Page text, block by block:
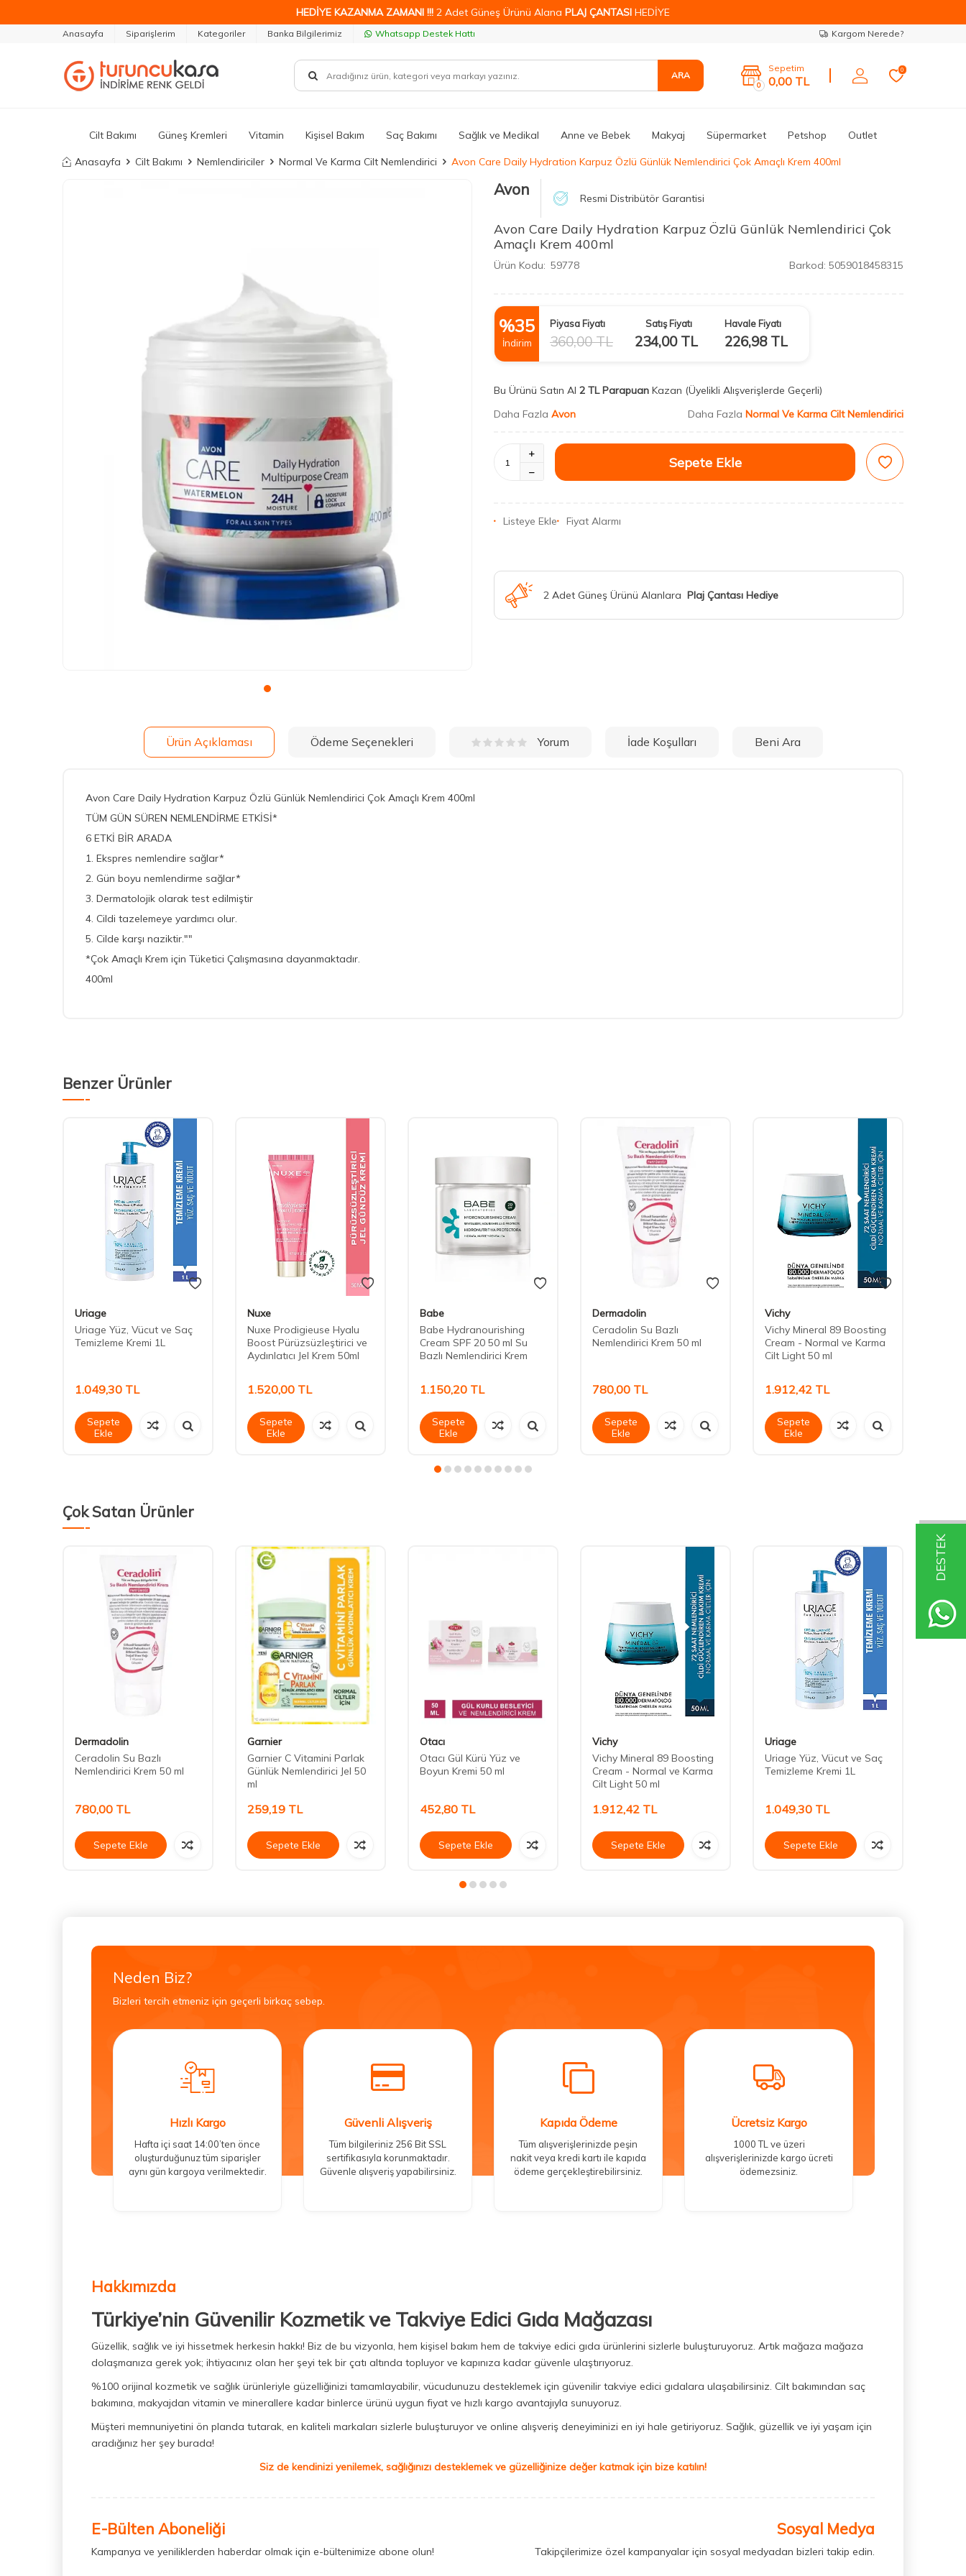
DESTEK
HEDİYE KAZANMA ZAMANI !!! 2 Adet Güneş Ürünü Alana PLAJ ÇANTASI HEDİYE
Anasayfa Siparişlerim Kategoriler Banka Bilgilerimiz Whatsapp Destek Hattı Kargom Nerede?
ARA
0
Sepetim
0,00 TL
0
Cilt Bakımı Güneş Kremleri Vitamin Kişisel Bakım Saç Bakımı Sağlık ve Medikal Anne ve Bebek Makyaj Süpermarket Petshop Outlet
Anasayfa Cilt Bakımı Nemlendiriciler Normal Ve Karma Cilt Nemlendirici Avon Care Daily Hydration Karpuz Özlü Günlük Nemlendirici Çok Amaçlı Krem 400ml
Avon Resmi Distribütör Garantisi
Avon Care Daily Hydration Karpuz Özlü Günlük Nemlendirici Çok
Amaçlı Krem 400ml
Ürün Kodu: 59778 Barkod: 5059018458315
%35
İndirim
Piyasa Fiyatı
360,00TL
Satış Fiyatı
234,00TL
Havale Fiyatı
226,98TL
Bu Ürünü Satın Al 2 TL Parapuan Kazan (Üyelikli Alışverişlerde Geçerli)
Daha Fazla Avon Daha Fazla Normal Ve Karma Cilt Nemlendirici
Sepete Ekle
Listeye Ekle Fiyat Alarmı
2 Adet Güneş Ürünü Alanlara Plaj Çantası Hediye
Ürün Açıklaması Ödeme Seçenekleri Yorum İade Koşulları Beni Ara
Avon Care Daily Hydration Karpuz Özlü Günlük Nemlendirici Çok Amaçlı Krem 400ml
TÜM GÜN SÜREN NEMLENDİRME ETKİSİ*
6 ETKİ BİR ARADA
1. Ekspres nemlendire sağlar*
2. Gün boyu nemlendirme sağlar*
3. Dermatolojik olarak test edilmiştir
4. Cildi tazelemeye yardımcı olur.
5. Cilde karşı naziktir.""
*Çok Amaçlı Krem için Tüketici Çalışmasına dayanmaktadır.
400ml
Benzer Ürünler
Uriage
Uriage Yüz, Vücut ve Saç
Temizleme Kremi 1L
1.049,30 TL
Sepete
Ekle
Nuxe
Nuxe Prodigieuse Hyalu
Boost Pürüzsüzleştirici ve
Aydınlatıcı Jel Krem 50ml
1.520,00 TL
Sepete
Ekle
Babe
Babe Hydranourishing
Cream SPF 20 50 ml Su
Bazlı Nemlendirici Krem
1.150,20 TL
Sepete
Ekle
Dermadolin
Ceradolin Su Bazlı
Nemlendirici Krem 50 ml
780,00 TL
Sepete
Ekle
Vichy
Vichy Mineral 89 Boosting
Cream - Normal ve Karma
Cilt Light 50 ml
1.912,42 TL
Sepete
Ekle
Çok Satan Ürünler
Dermadolin
Ceradolin Su Bazlı
Nemlendirici Krem 50 ml
780,00 TL
Sepete Ekle
Garnier
Garnier C Vitamini Parlak
Günlük Nemlendirici Jel 50
ml
259,19 TL
Sepete Ekle
Otacı
Otacı Gül Kürü Yüz ve
Boyun Kremi 50 ml
452,80 TL
Sepete Ekle
Vichy
Vichy Mineral 89 Boosting
Cream - Normal ve Karma
Cilt Light 50 ml
1.912,42 TL
Sepete Ekle
Uriage
Uriage Yüz, Vücut ve Saç
Temizleme Kremi 1L
1.049,30 TL
Sepete Ekle
Neden Biz?
Bizleri tercih etmeniz için geçerli birkaç sebep.
Hızlı Kargo
Hafta içi saat 14:00’ten önce
oluşturduğunuz tüm siparişler
aynı gün kargoya verilmektedir.
Güvenli Alışveriş
Tüm bilgileriniz 256 Bit SSL
sertifikasıyla korunmaktadır.
Güvenle alışveriş yapabilirsiniz.
Kapıda Ödeme
Tüm alışverişlerinizde peşin
nakit veya kredi kartı ile kapıda
ödeme gerçekleştirebilirsiniz.
Ücretsiz Kargo
1000 TL ve üzeri
alışverişlerinizde kargo ücreti
ödemezsiniz.
Hakkımızda
Türkiye’nin Güvenilir Kozmetik ve Takviye Edici Gıda Mağazası
Güzellik, sağlık ve iyi hissetmek herkesin hakkı! Biz de bu vizyonla, hem kişisel bakım hem de takviye edici gıda ürünlerini sizlerle buluşturuyoruz. Artık mağaza mağaza
dolaşmanıza gerek yok; ihtiyacınız olan her şeyi tek bir çatı altında topluyor ve kapınıza kadar güvenle ulaştırıyoruz.
%100 orijinal kozmetik ve sağlık ürünleriyle güzelliğinizi tamamlayabilir, vücudunuzu desteklemek için güvenilir takviye edici gıdalara ulaşabilirsiniz. Cilt bakımından saç
bakımına, makyajdan vitamin ve minerallere kadar binlerce ürünü uygun fiyat ve hızlı kargo avantajıyla sunuyoruz.
Müşteri memnuniyetini ön planda tutarak, en kaliteli markaları sizlerle buluşturuyor ve online alışveriş deneyiminizi en iyi hale getiriyoruz. Sağlık, güzellik ve iyi yaşam için
aradığınız her şey burada!
Siz de kendinizi yenilemek, sağlığınızı desteklemek ve güzelliğinize değer katmak için bize katılın!
E-Bülten Aboneliği
Kampanya ve yeniliklerden haberdar olmak için e-bültenimize abone olun!
Sosyal Medya
Takipçilerimize özel kampanyalar için sosyal medyadan bizleri takip edin.